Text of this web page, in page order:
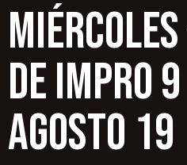
DE IMPRO
AGOSTO 19